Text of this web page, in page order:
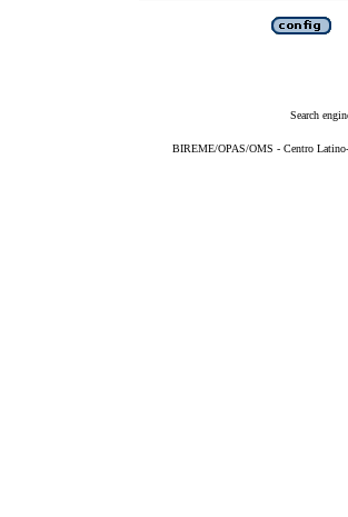
Search
BIREME/OPAS/OMS - Centro Latino-